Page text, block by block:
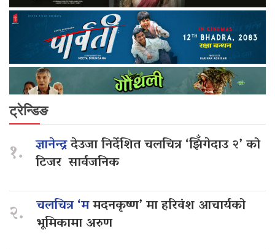
ट्रेन्डिङ
१. ज्ञानेन्द्रदेउजा निर्देशित चलचित्र ‘झिँगेदाउ २’ को
टिजर सार्वजनिक
२. चलचित्र ‘ममदनकृष्ण’ मा हरिवंश आचार्यको
भूमिकामा अरुण